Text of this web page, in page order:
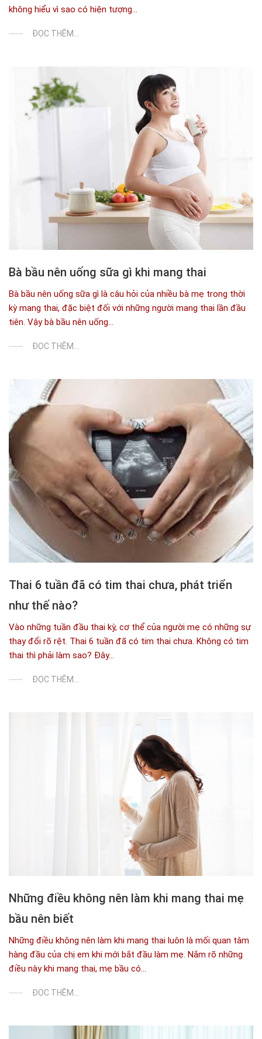
không hiểu vì sao có hiện tượng...
ĐỌC THÊM...
Bà bầu nên uống sữa gì khi mang thai
Bà bầu nên uống sữa gì là câu hỏi của nhiều bà mẹ trong thời
kỳ mang thai, đặc biệt đối với những người mang thai lần đầu
tiên. Vậy bà bầu nên uống...
ĐỌC THÊM...
Thai 6 tuần đã có tim thai chưa, phát triển
như thế nào?
Vào những tuần đầu thai kỳ, cơ thể của người mẹ có những sự
thay đổi rõ rệt. Thai 6 tuần đã có tim thai chưa. Không có tim
thai thì phải làm sao? Đây...
ĐỌC THÊM...
Những điều không nên làm khi mang thai mẹ
bầu nên biết
Những điều không nên làm khi mang thai luôn là mối quan tâm
hàng đầu của chị em khi mới bắt đầu làm mẹ. Nắm rõ những
điều này khi mang thai, mẹ bầu có...
ĐỌC THÊM...